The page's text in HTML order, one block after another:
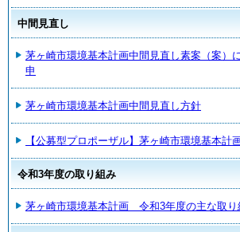
中間見直し
茅ヶ崎市環境基本計画中間見直し素案（案）
申
茅ヶ崎市環境基本計画中間見直し方針
【公募型プロポーザル】茅ヶ崎市環境基本計
令和3年度の取り組み
茅ヶ崎市環境基本計画 令和3年度の主な取り